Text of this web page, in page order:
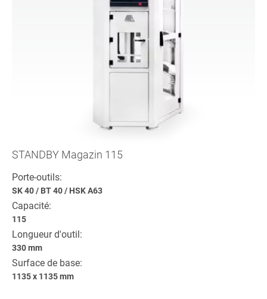
STANDBY Magazin 115
Porte-outils:
SK 40/ BT 40/ HSK A63
Capacité:
115
Longueur d'outil:
330 mm
Surface de base:
1135 x 1135 mm